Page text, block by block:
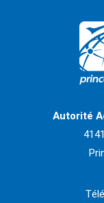
Autorité